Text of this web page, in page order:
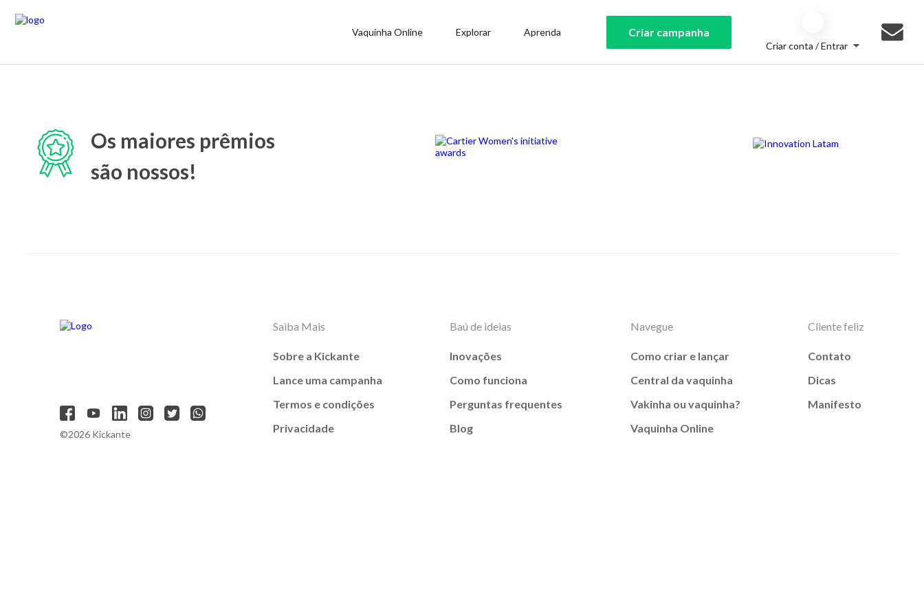
Vaquinha Online Explorar Aprenda Criar campanha
Criar conta / Entrar
Os maiores prêmios
são nossos!
©2026 Kickante
Saiba Mais
Sobre a Kickante
Lance uma campanha
Termos e condições
Privacidade
Baú de ideias
Inovações
Como funciona
Perguntas frequentes
Blog
Navegue
Como criar e lançar
Central da vaquinha
Vakinha ou vaquinha?
Vaquinha Online
Cliente feliz
Contato
Dicas
Manifesto